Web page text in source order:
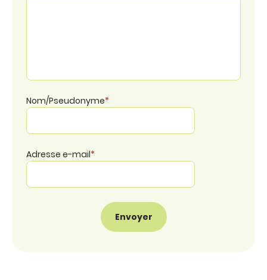
Nom/Pseudonyme*
Adresse e-mail*